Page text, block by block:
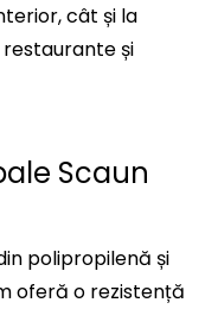
cât și la
și
Scaun
polipropilenă și
oferă o rezistență